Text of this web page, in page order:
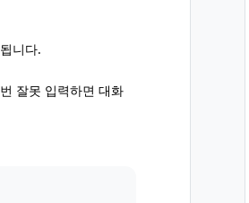
니다.
잘못 입력하면 대화